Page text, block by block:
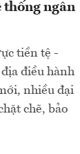
thống ngân
tiền tệ -
điều hành
nhiều đại
chẽ, bảo